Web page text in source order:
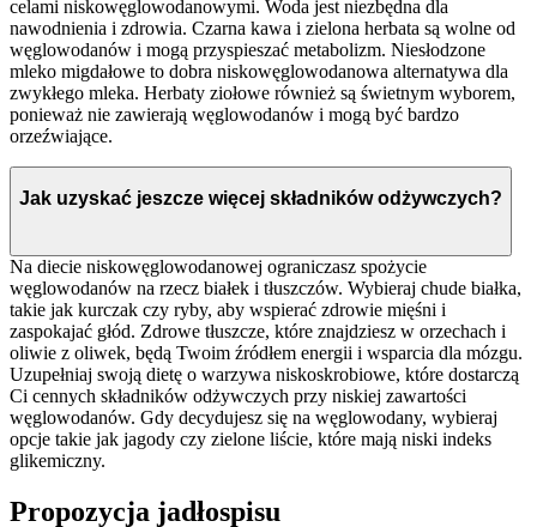
celami niskowęglowodanowymi. Woda jest niezbędna dla
nawodnienia i zdrowia. Czarna kawa i zielona herbata są wolne od
węglowodanów i mogą przyspieszać metabolizm. Niesłodzone
mleko migdałowe to dobra niskowęglowodanowa alternatywa dla
zwykłego mleka. Herbaty ziołowe również są świetnym wyborem,
ponieważ nie zawierają węglowodanów i mogą być bardzo
orzeźwiające.
Jak uzyskać jeszcze więcej składników odżywczych?
Na diecie niskowęglowodanowej ograniczasz spożycie
węglowodanów na rzecz białek i tłuszczów. Wybieraj chude białka,
takie jak kurczak czy ryby, aby wspierać zdrowie mięśni i
zaspokajać głód. Zdrowe tłuszcze, które znajdziesz w orzechach i
oliwie z oliwek, będą Twoim źródłem energii i wsparcia dla mózgu.
Uzupełniaj swoją dietę o warzywa niskoskrobiowe, które dostarczą
Ci cennych składników odżywczych przy niskiej zawartości
węglowodanów. Gdy decydujesz się na węglowodany, wybieraj
opcje takie jak jagody czy zielone liście, które mają niski indeks
glikemiczny.
Propozycja jadłospisu